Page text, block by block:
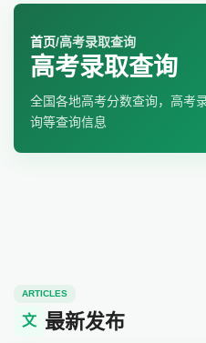
首页/高考录取查询
高考录取查询
全国各地高考分数查询，高考
询等查询信息
ARTICLES
文 最新发布